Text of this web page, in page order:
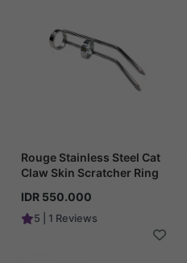
Rouge Stainless Steel Cat
Claw Skin Scratcher Ring
IDR 550.000
5 | 1 Reviews